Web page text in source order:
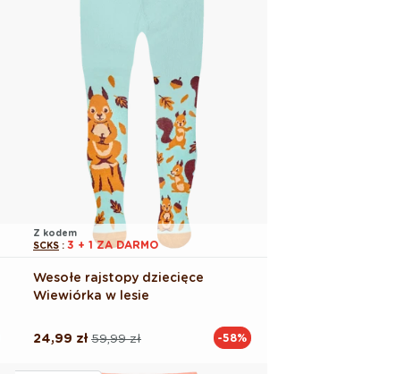
Z kodem
SCKS : 3 + 1 ZA DARMO
Wesołe rajstopy dziecięce
Wiewiórka w lesie
Cena
59,99 zł
Cena
24,99 zł -58%